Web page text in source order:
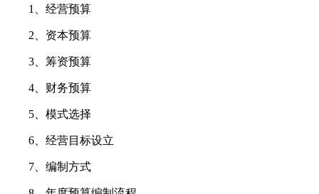
1、经营预算
2、资本预算
3、筹资预算
4、财务预算
5、模式选择
6、经营目标设立
7、编制方式